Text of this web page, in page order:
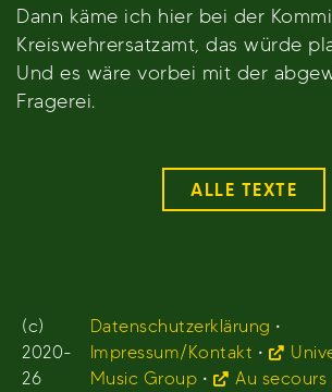
Dann käme ich hier bei der
Kreiswehrersatzamt, das würde
Und es wäre vorbei mit der
Fragerei.
ALLE TEXTE
(c)
2020-
26
Datenschutzerklärung •
Impressum/Kontakt •
Music Group • Au secours